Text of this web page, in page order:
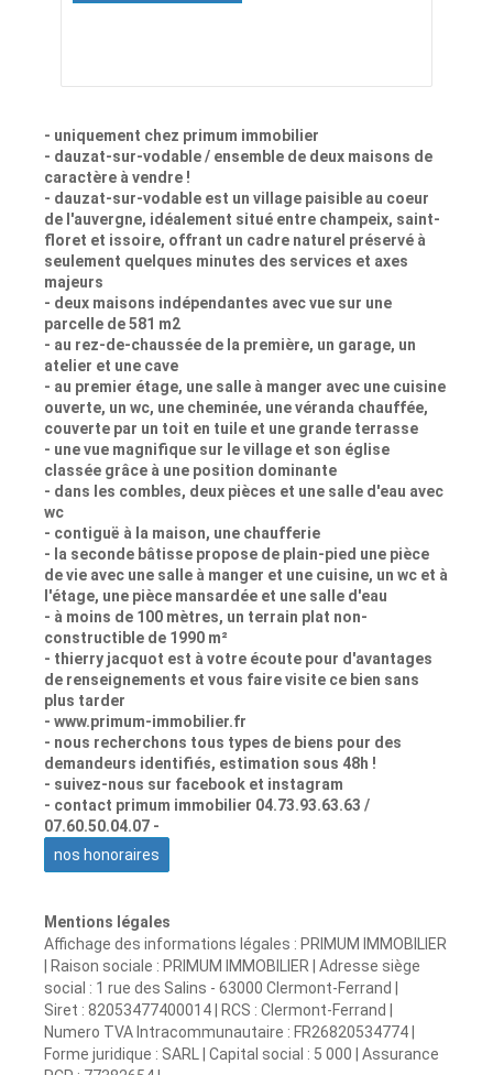
- uniquement chez primum immobilier
- dauzat-sur-vodable / ensemble de deux maisons de
caractère à vendre !
- dauzat-sur-vodable est un village paisible au coeur
de l'auvergne, idéalement situé entre champeix, saint-
floret et issoire, offrant un cadre naturel préservé à
seulement quelques minutes des services et axes
majeurs
- deux maisons indépendantes avec vue sur une
parcelle de 581 m2
- au rez-de-chaussée de la première, un garage, un
atelier et une cave
- au premier étage, une salle à manger avec une cuisine
ouverte, un wc, une cheminée, une véranda chauffée,
couverte par un toit en tuile et une grande terrasse
- une vue magnifique sur le village et son église
classée grâce à une position dominante
- dans les combles, deux pièces et une salle d'eau avec
wc
- contiguë à la maison, une chaufferie
- la seconde bâtisse propose de plain-pied une pièce
de vie avec une salle à manger et une cuisine, un wc et à
l'étage, une pièce mansardée et une salle d'eau
- à moins de 100 mètres, un terrain plat non-
constructible de 1990 m²
- thierry jacquot est à votre écoute pour d'avantages
de renseignements et vous faire visite ce bien sans
plus tarder
- www.primum-immobilier.fr
- nous recherchons tous types de biens pour des
demandeurs identifiés, estimation sous 48h !
- suivez-nous sur facebook et instagram
- contact primum immobilier 04.73.93.63.63 /
07.60.50.04.07 -
nos honoraires
Mentions légales
Affichage des informations légales : PRIMUM IMMOBILIER
| Raison sociale : PRIMUM IMMOBILIER | Adresse siège
social : 1 rue des Salins - 63000 Clermont-Ferrand |
Siret : 82053477400014 | RCS : Clermont-Ferrand |
Numero TVA Intracommunautaire : FR26820534774 |
Forme juridique : SARL | Capital social : 5 000 | Assurance